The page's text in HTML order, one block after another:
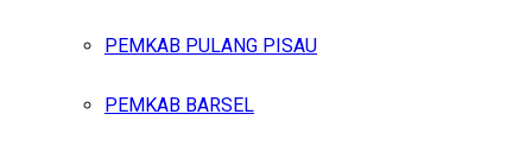
PEMKAB PULANG PISAU
PEMKAB BARSEL